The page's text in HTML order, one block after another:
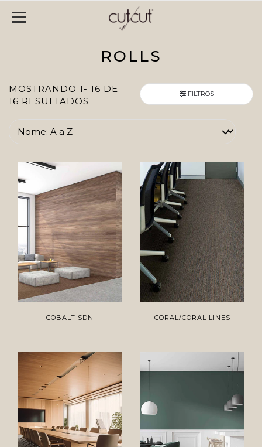
ROLLS
MOSTRANDO 1- 16 DE
16 RESULTADOS
FILTROS
COBALT SDN CORAL/CORAL LINES